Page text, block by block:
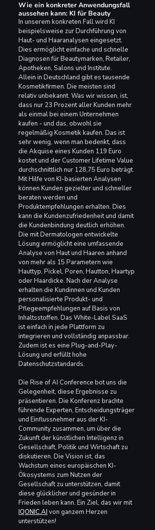
Wie ein konkreter Anwendungsfall
aussehen kann: KI für Beauty
In unserem konkreten Fall wird KI
beispielsweise zur Durchführung von
Haut- und Haaranalysen eingesetzt.
Dies ermöglicht einfache und schnelle
Diagnosen für Beautymarken, Retailer,
Apotheken, Salons und Institute.
Allein in Deutschland gibt es tausende
Kosmetikfirmen. Die meisten sind
relativ unbekannt. Was wir wissen, ist,
dass nur 23 Prozent aller Kunden mehr
als einmal bei einem Unternehmen
kaufen - und das, obwohl sie
regelmäßig Kosmetik kaufen. Das ist
sehr wenig, wenn man bedenkt, dass
die Akquise eines Kunden 119 Euro
kostet und der Customer Lifetime Value
durchschnittlich nur 128,75 Euro beträgt.
Mit Hilfe von KI-basierten Analysen
können Kunden gezielter und schneller
beraten werden und
Produktempfehlungen erhalten. Dies
kann die Kundenzufriedenheit und damit
die Kundenbindung deutlich erhöhen.
Die mit Dermatologen entwickelte
Lösung ermöglicht eine umfassende
Analyse von Haut und Haaren anhand
von mehr als 15 Parametern wie
Hauttyp, Pickel, Poren, Hautton, Haartyp
oder Haardicke. Nach der Analyse
erhalten die Kundinnen und Kunden
personalisierte Produkt- und
Pflegeempfehlungen auf Basis von
Inhaltsstoffen. Das White-Label SaaS
ist einfach in jede Plattform zu
integrieren und vollständig anpassbar.
Zudem ist es eine Plug-and-Play-
Lösung und erfüllt hohe
Datenschutzstandards.
Die Rise of AI Conference bot uns die
Gelegenheit, diese Ergebnisse zu
präsentieren. Die Konferenz brachte
führende Experten, Entscheidungsträger
und Einflussnehmer aus der KI-
Community zusammen, um über die
Zukunft der künstlichen Intelligenz in
Gesellschaft, Politik und Wirtschaft zu
diskutieren. Die Vision ist, das
Wachstum eines europäischen KI-
Ökosystems zum Nutzen der
Gesellschaft zu unterstützen, damit
diese glücklicher und gesünder in
Frieden leben kann. Ein Ziel, das wir mit
IQONIC.AI von ganzem Herzen
unterstützen!